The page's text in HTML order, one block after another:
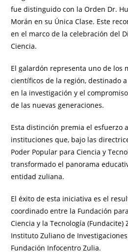
fue distinguido con la Orden Dr.
Morán en su Única Clase. Este
en el marco de la celebración del
Ciencia.
El galardón representa uno de los
científicos de la región, destinado
en la investigación y el
de las nuevas generaciones.
Esta distinción premia el esfuerzo
instituciones que, bajo las
Poder Popular para Ciencia y
transformado el panorama
entidad zuliana.
El éxito de esta iniciativa es el
coordinado entre la Fundación
Ciencia y la Tecnología (Fundacite)
Instituto Zuliano de
Fundación Infocentro Zulia.